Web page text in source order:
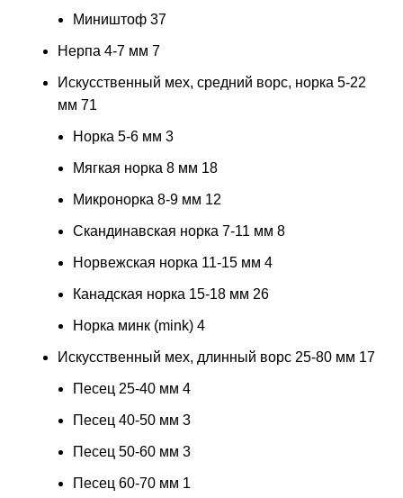
Миништоф 37
Нерпа 4-7 мм 7
Искусственный мех, средний ворс, норка 5-22
мм 71
Норка 5-6 мм 3
Мягкая норка 8 мм 18
Микронорка 8-9 мм 12
Скандинавская норка 7-11 мм 8
Норвежская норка 11-15 мм 4
Канадская норка 15-18 мм 26
Норка минк (mink) 4
Искусственный мех, длинный ворс 25-80 мм 17
Песец 25-40 мм 4
Песец 40-50 мм 3
Песец 50-60 мм 3
Песец 60-70 мм 1